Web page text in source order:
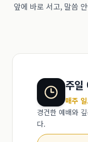
앞에 바로 서고, 말씀
주일
매주
경건한 예배와
다.